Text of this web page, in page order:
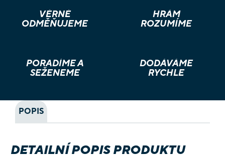
VĚRNÉ
ODMĚŇUJEME
HRÁM
ROZUMÍME
PORADÍME A
SEŽENEME
DODÁVÁME
RYCHLE
POPIS
DETAILNÍ POPIS PRODUKTU